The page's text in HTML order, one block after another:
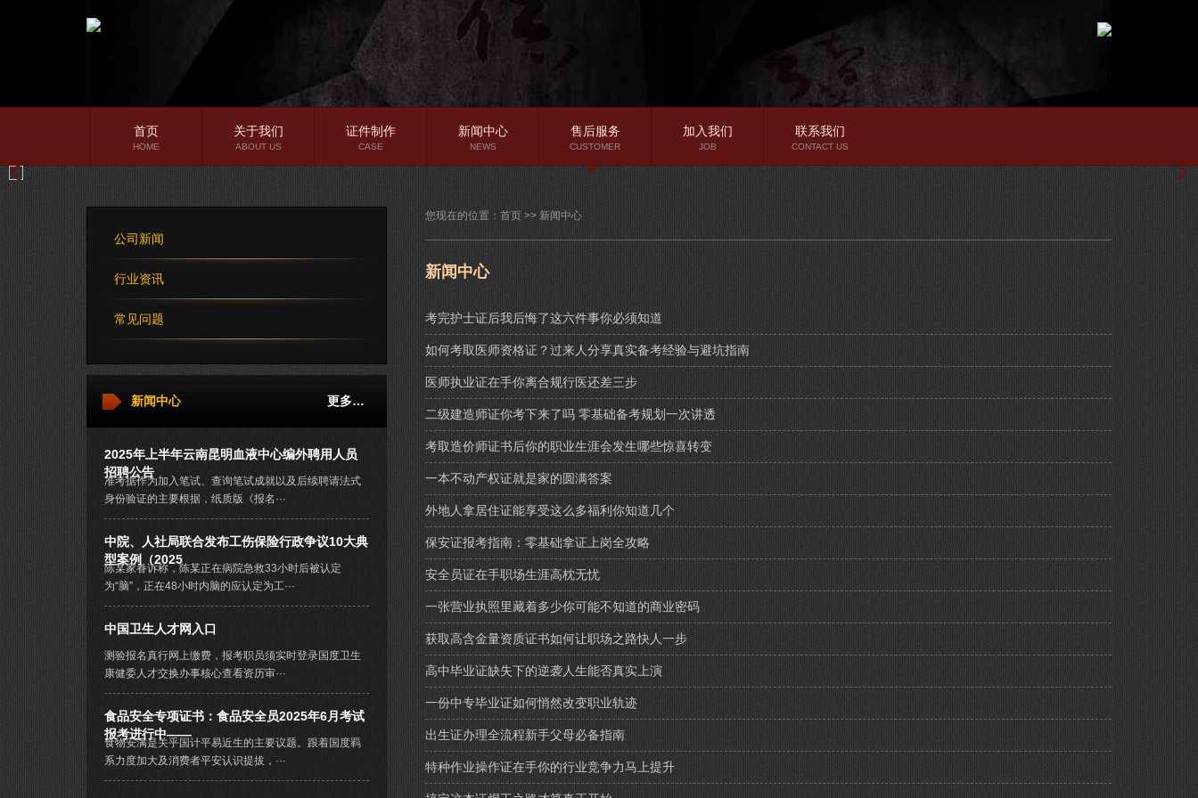
行业资讯
常见问题
首页
HOME
关于我们
ABOUT US
证件制作
CASE
新闻中心
NEWS
售后服务
CUSTOMER
加入我们
JOB
联系我们
CONTACT US
公司新闻
行业资讯
常见问题
更多…
新闻中心
2025年上半年云南昆明血液中心编外聘用人员
招聘公告
准考据作为加入笔试、查询笔试成就以及后续聘请法式
身份验证的主要根据，纸质版《报名···
中院、人社局联合发布工伤保险行政争议10大典
型案例（2025
陈某家眷诉称，陈某正在病院急救33小时后被认定
为“脑”，正在48小时内脑的应认定为工···
中国卫生人才网入口
测验报名真行网上缴费，报考职员须实时登录国度卫生
康健委人才交换办事核心查看资历审···
食品安全专项证书：食品安全员2025年6月考试
报考进行中——
食物安满是关乎国计平易近生的主要议题。跟着国度羁
系力度加大及消费者平安认识提拔，···
您现在的位置： 首页 >> 新闻中心
新闻中心
考完护士证后我后悔了这六件事你必须知道
如何考取医师资格证？过来人分享真实备考经验与避坑指南
医师执业证在手你离合规行医还差三步
二级建造师证你考下来了吗 零基础备考规划一次讲透
考取造价师证书后你的职业生涯会发生哪些惊喜转变
一本不动产权证就是家的圆满答案
外地人拿居住证能享受这么多福利你知道几个
保安证报考指南：零基础拿证上岗全攻略
安全员证在手职场生涯高枕无忧
一张营业执照里藏着多少你可能不知道的商业密码
获取高含金量资质证书如何让职场之路快人一步
高中毕业证缺失下的逆袭人生能否真实上演
一份中专毕业证如何悄然改变职业轨迹
出生证办理全流程新手父母必备指南
特种作业操作证在手你的行业竞争力马上提升